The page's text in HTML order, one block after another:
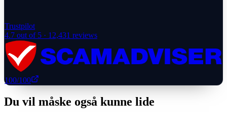
Trustpilot
4.7 out of 5 · 12,431 reviews
100/100
Du vil måske også kunne lide